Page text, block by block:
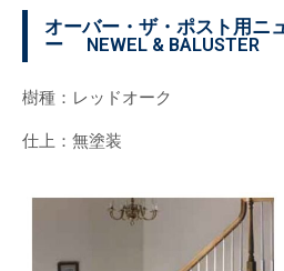
オーバー・ザ・ポスト用ニ
ー NEWEL & BALUSTER
樹種：レッドオーク
仕上：無塗装